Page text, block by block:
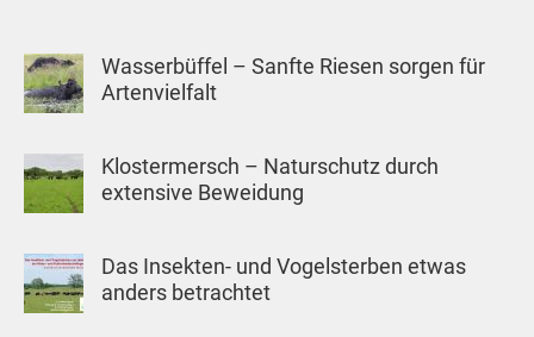
Wasserbüffel – Sanfte Riesen sorgen für
Artenvielfalt
Klostermersch – Naturschutz durch
extensive Beweidung
Das Insekten- und Vogelsterben etwas
anders betrachtet